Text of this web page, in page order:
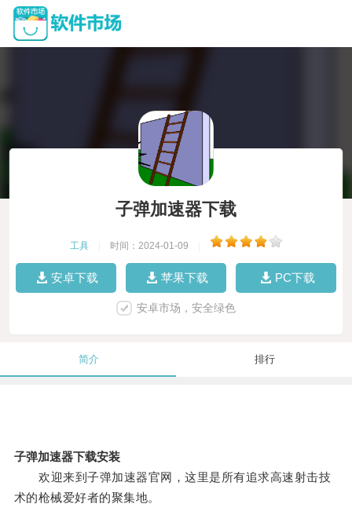
子弹加速器下载
工具 时间：2024-01-09
安卓下载 苹果下载 PC下载
安卓市场，安全绿色
简介 排行
子弹加速器下载安装
欢迎来到子弹加速器官网，这里是所有追求高速射击技
术的枪械爱好者的聚集地。